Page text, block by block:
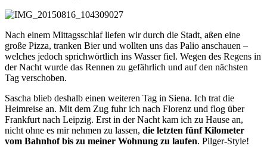
Nach einem Mittagsschlaf liefen wir durch die Stadt, aßen eine
große Pizza, tranken Bier und wollten uns das Palio anschauen –
welches jedoch sprichwörtlich ins Wasser fiel. Wegen des Regens in
der Nacht wurde das Rennen zu gefährlich und auf den nächsten
Tag verschoben.
Sascha blieb deshalb einen weiteren Tag in Siena. Ich trat die
Heimreise an. Mit dem Zug fuhr ich nach Florenz und flog über
Frankfurt nach Leipzig. Erst in der Nacht kam ich zu Hause an,
nicht ohne es mir nehmen zu lassen, die letzten fünf Kilometer
vom Bahnhof bis zu meiner Wohnung zu laufen. Pilger-Style!